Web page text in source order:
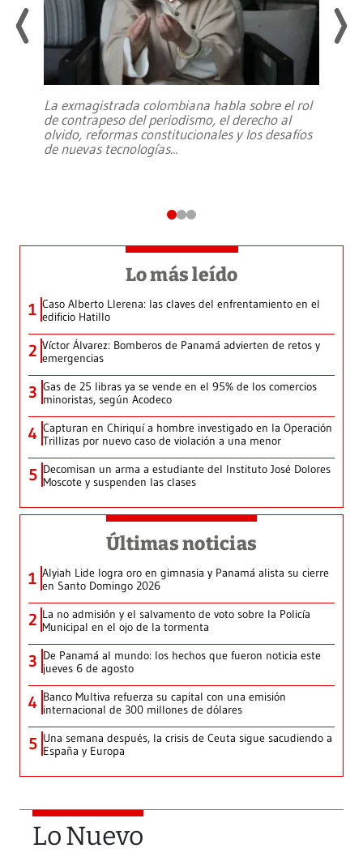
La exmagistrada colombiana habla sobre el rol
de contrapeso del periodismo, el derecho al
olvido, reformas constitucionales y los desafíos
de nuevas tecnologías...
Lo más leído
1 Caso Alberto Llerena: las claves del enfrentamiento en el
edificio Hatillo
2 Víctor Álvarez: Bomberos de Panamá advierten de retos y
emergencias
3 Gas de 25 libras ya se vende en el 95% de los comercios
minoristas, según Acodeco
4 Capturan en Chiriquí a hombre investigado en la Operación
Trillizas por nuevo caso de violación a una menor
5 Decomisan un arma a estudiante del Instituto José Dolores
Moscote y suspenden las clases
Últimas noticias
1 Alyiah Lide logra oro en gimnasia y Panamá alista su cierre
en Santo Domingo 2026
2 La no admisión y el salvamento de voto sobre la Policía
Municipal en el ojo de la tormenta
3 De Panamá al mundo: los hechos que fueron noticia este
jueves 6 de agosto
4 Banco Multiva refuerza su capital con una emisión
internacional de 300 millones de dólares
5 Una semana después, la crisis de Ceuta sigue sacudiendo a
España y Europa
Lo Nuevo